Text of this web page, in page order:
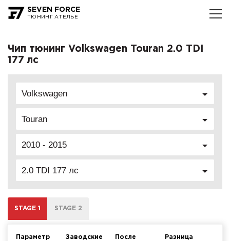
SEVEN FORCE
ТЮНИНГ АТЕЛЬЕ
Чип тюнинг Volkswagen Touran 2.0 TDI
177 лс
Volkswagen
Touran
2010 - 2015
2.0 TDI 177 лс
STAGE 1 STAGE 2
Параметр Заводские
После
Разница